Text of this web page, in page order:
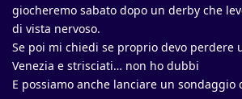
giocheremo sabato dopo un derby che
di vista nervoso.
Se poi mi chiedi se proprio devo perdere
Venezia e strisciati… non ho dubbi
E possiamo anche lanciare un sondaggio